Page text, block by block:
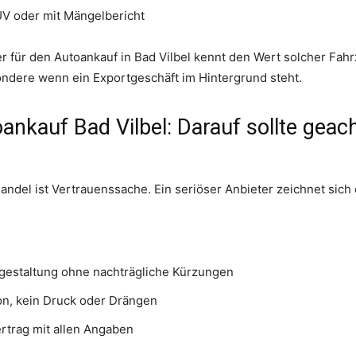
oder mit Mängelbericht
für den Autoankauf in Bad Vilbel kennt den Wert solcher
wenn ein Exportgeschäft im Hintergrund steht.
Bad Vilbel: Darauf sollte
ist Vertrauenssache. Ein seriöser Anbieter zeichnet
ohne nachträgliche Kürzungen
kein Druck oder Drängen
mit allen Angaben